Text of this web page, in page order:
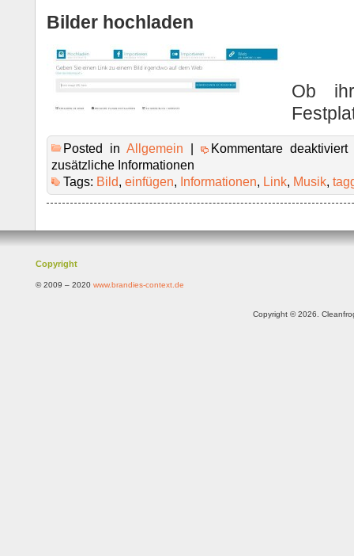
Bilder hochladen
Ob
Posted in Allgemein | Kommentare deaktiviert
zusätzliche Informationen
Tags: Bild, einfügen, Informationen, Link, Musik,
Copyright
© 2009 – 2020 www.brandies-context.de
Copyright © 2026.